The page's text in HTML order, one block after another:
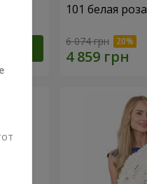
101 белая роза
6 074 грн